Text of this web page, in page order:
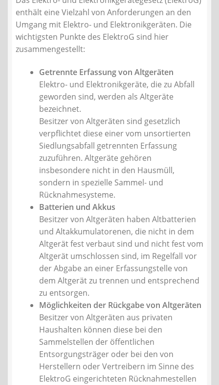
Liefer- und Versandkosten
Zahlungsarten
Lieferzeit & Verfügbarkeit
Gutschein
Batterien- und Akku Verordnung
Elektro- und Elektronikgeräte Verordnung
Öle- und Schmierstoff Verordnung
Vereine & Foren
Kontakt
Widerrufsbelehrung
Datenschutzerklärung
Impressum
enthält eine Vielzahl von Anforderungen an den
Umgang mit Elektro- und Elektronikgeräten. Die
wichtigsten Punkte des ElektroG sind hier
zusammengestellt:
Getrennte Erfassung von Altgeräten
Elektro- und Elektronikgeräte, die zu Abfall
geworden sind, werden als Altgeräte
bezeichnet.
Besitzer von Altgeräten sind gesetzlich
verpflichtet diese einer vom unsortierten
Siedlungsabfall getrennten Erfassung
zuzuführen. Altgeräte gehören
insbesondere nicht in den Hausmüll,
sondern in spezielle Sammel- und
Rücknahmesysteme.
Batterien und Akkus
Besitzer von Altgeräten haben Altbatterien
und Altakkumulatorenen, die nicht in dem
Altgerät fest verbaut sind und nicht fest vom
Altgerät umschlossen sind, im Regelfall vor
der Abgabe an einer Erfassungstelle von
dem Altgerät zu trennen und entsprechend
zu entsorgen.
Möglichkeiten der Rückgabe von Altgeräten
Besitzer von Altgeräten aus privaten
Haushalten können diese bei den
Sammelstellen der öffentlichen
Entsorgungsträger oder bei den von
Herstellern oder Vertreibern im Sinne des
ElektroG eingerichteten Rücknahmestellen